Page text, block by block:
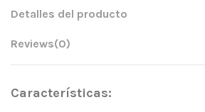
Detalles del producto
Reviews(0)
Características: